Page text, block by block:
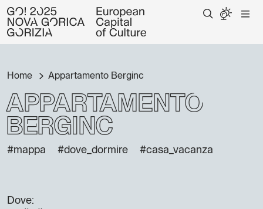
Home Appartamento Berginc
Appartamento
Berginc
#mappa #dove_dormire #casa_vacanza
Dove: